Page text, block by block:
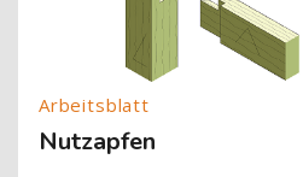
Nutzapfen